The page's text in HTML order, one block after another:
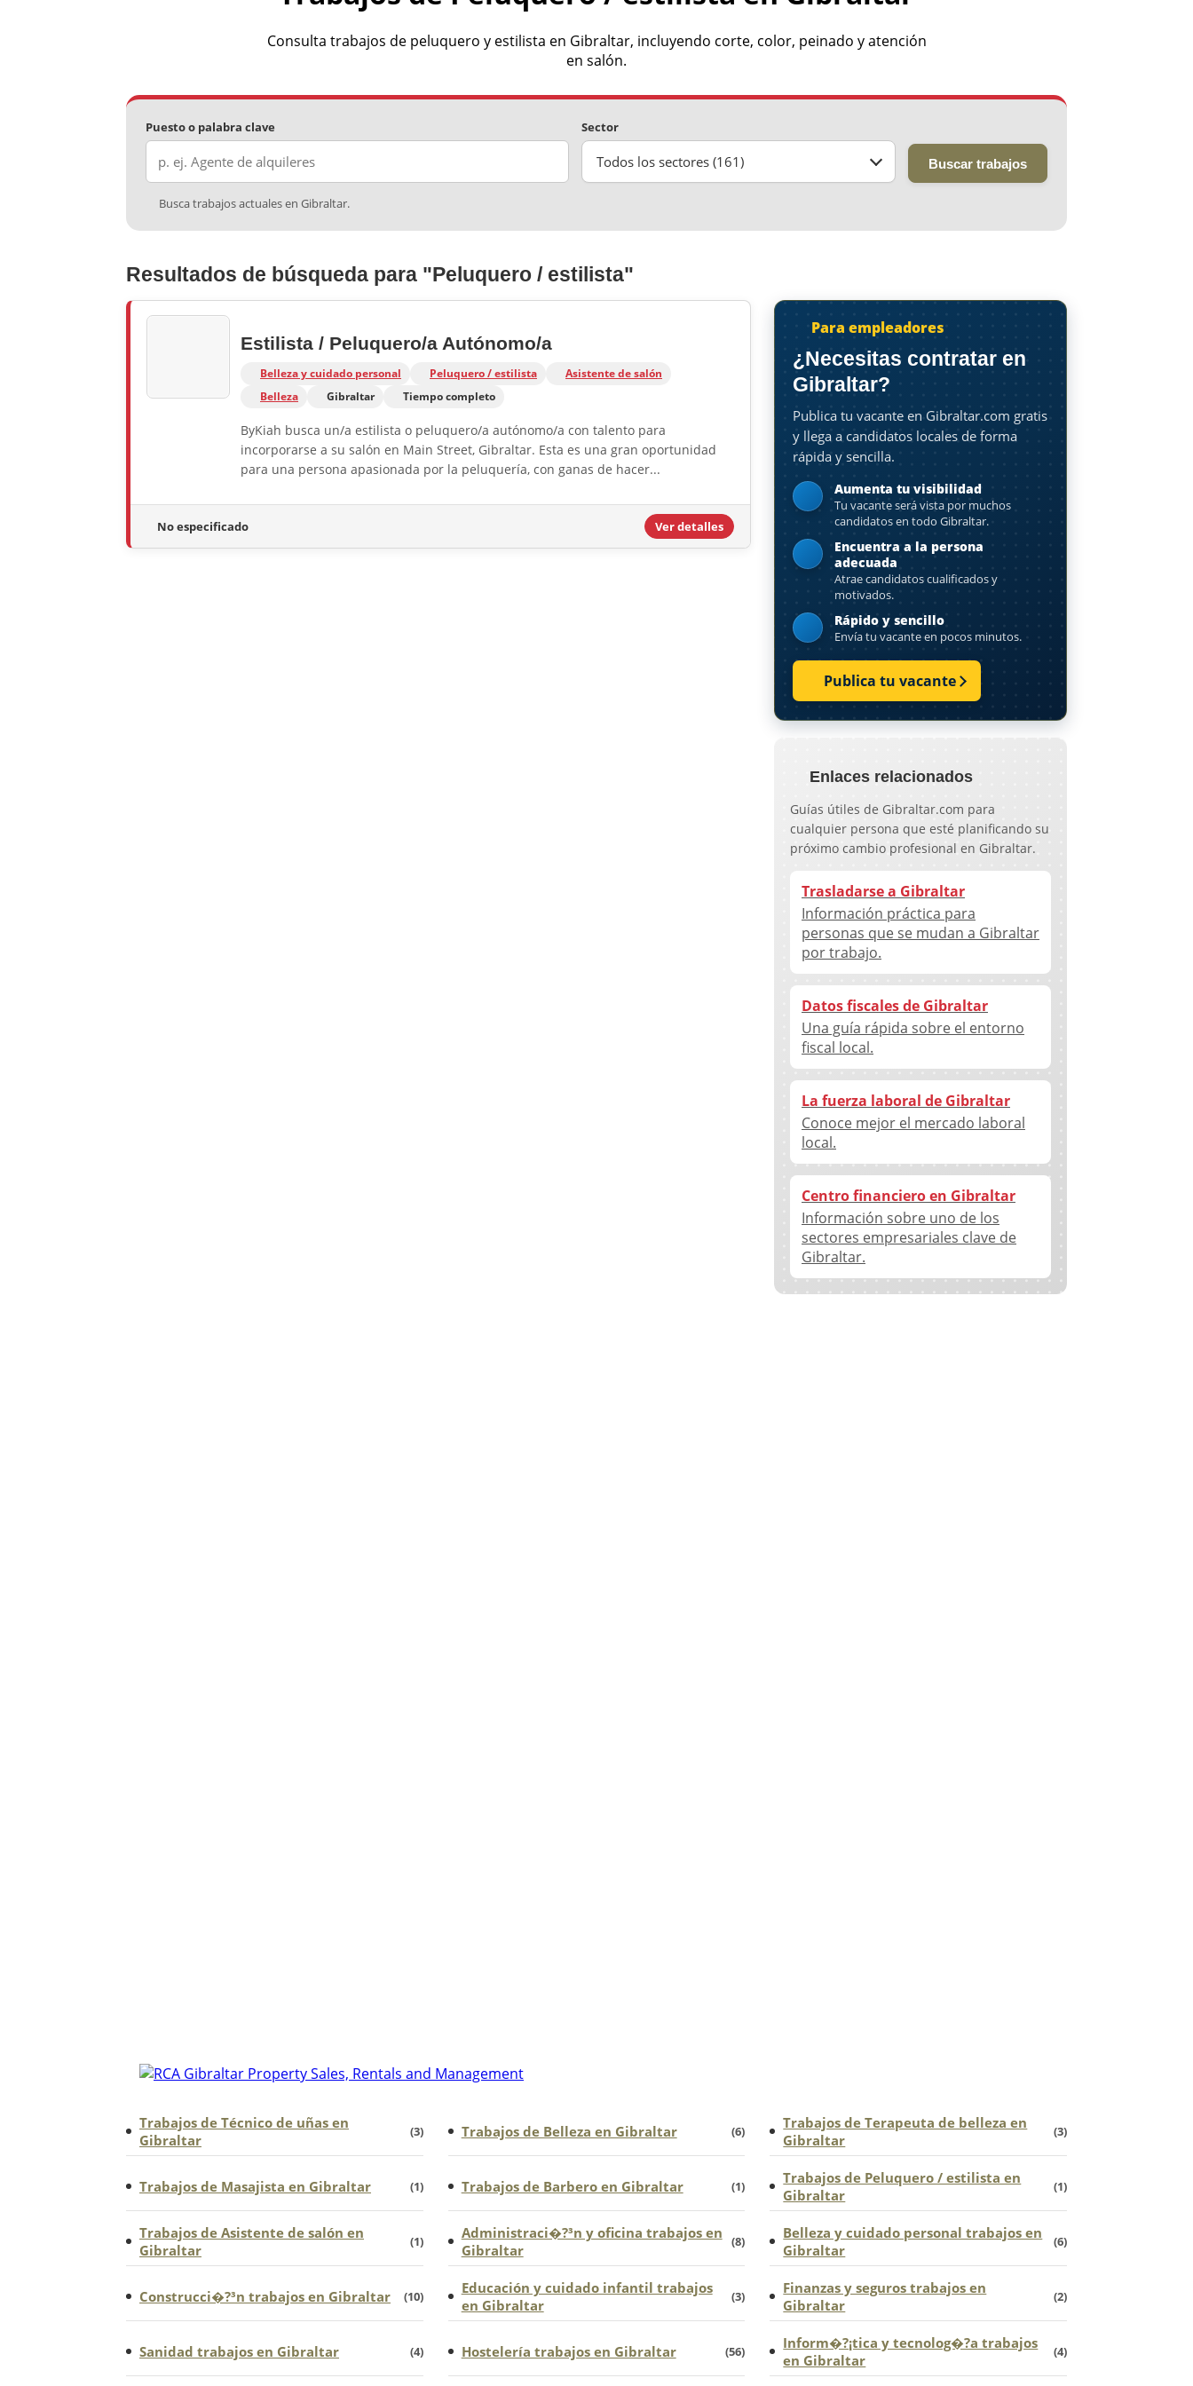
Consulta trabajos de peluquero y estilista en Gibraltar, incluyendo corte, color, peinado y atención
en salón.
Puesto o palabra clave Sector
Todos los sectores (161) Buscar trabajos
Busca trabajos actuales en Gibraltar.
Resultados de búsqueda para "Peluquero / estilista"
Estilista / Peluquero/a Autónomo/a
Belleza y cuidado personal Peluquero / estilista
Asistente de salón
Belleza
Gibraltar Tiempo completo
ByKiah busca un/a estilista o peluquero/a autónomo/a con talento para
incorporarse a su salón en Main Street, Gibraltar. Esta es una gran oportunidad
para una persona apasionada por la peluquería, con ganas de hacer...
No especificado Ver detalles
Para empleadores
¿Necesitas contratar en
Gibraltar?
Publica tu vacante en Gibraltar.com gratis
y llega a candidatos locales de forma
rápida y sencilla.
Aumenta tu visibilidad
Tu vacante será vista por muchos
candidatos en todo Gibraltar.
Encuentra a la persona
adecuada
Atrae candidatos cualificados y
motivados.
Rápido y sencillo
Envía tu vacante en pocos minutos.
Publica tu vacante
Enlaces relacionados
Guías útiles de Gibraltar.com para
cualquier persona que esté planificando su
próximo cambio profesional en Gibraltar.
Trasladarse a Gibraltar
Información práctica para
personas que se mudan a Gibraltar
por trabajo.
Datos fiscales de Gibraltar
Una guía rápida sobre el entorno
fiscal local.
La fuerza laboral de Gibraltar
Conoce mejor el mercado laboral
local.
Centro financiero en Gibraltar
Información sobre uno de los
sectores empresariales clave de
Gibraltar.
Trabajos de Técnico de uñas en
Gibraltar
(3) Trabajos de Belleza en Gibraltar (6)
Trabajos de Terapeuta de belleza en
Gibraltar
(3)
Trabajos de Masajista en Gibraltar (1) Trabajos de Barbero en Gibraltar (1)
Trabajos de Peluquero / estilista en
Gibraltar
(1)
Trabajos de Asistente de salón en
Gibraltar
(1)
Administraci�?³n y oficina trabajos en
Gibraltar
(8)
Belleza y cuidado personal trabajos en
Gibraltar
(6)
Construcci�?³n trabajos en Gibraltar (10)
Educación y cuidado infantil trabajos
en Gibraltar
(3)
Finanzas y seguros trabajos en
Gibraltar
(2)
Sanidad trabajos en Gibraltar (4) Hostelería trabajos en Gibraltar (56)
Inform�?¡tica y tecnolog�?­a trabajos
en Gibraltar
(4)